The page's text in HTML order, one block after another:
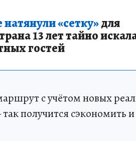
«сетку»для
13 лет тайно
гостей
с учётом новых
получится сэкономить